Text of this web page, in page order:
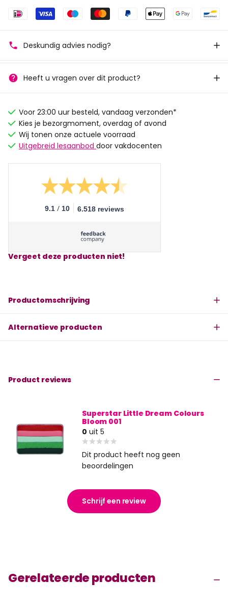
Deskundig advies nodig?
Heeft u vragen over dit product?
Voor 23:00 uur besteld, vandaag verzonden*
Kies je bezorgmoment, overdag of avond
Wij tonen onze actuele voorraad
Uitgebreid lesaanbod door vakdocenten
9.1 / 10 6.518 reviews
Vergeet deze producten niet!
Productomschrijving
Alternatieve producten
Product reviews
Superstar Little Dream Colours
Bloom 001
0 uit 5
Dit product heeft nog geen
beoordelingen
Schrijf een review
Gerelateerde producten